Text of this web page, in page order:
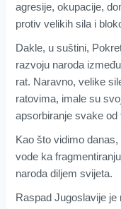
agresije, okupacije,
protiv velikih sila i
Dakle, u suštini,
razvoju naroda
rat. Naravno, velike
ratovima, imale su
apsorbiranje svake
Kao što vidimo
vode ka
naroda diljem svijeta.
Raspad Jugoslavije je